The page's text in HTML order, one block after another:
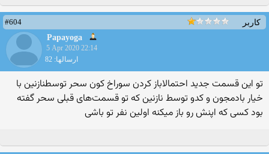
کاربر
#604
Papayoga
5 Apr 2020 22:14
ارسالها: 82
تو این قسمت جدید احتمالاباز کردن سوراخ کون سحر توسطنازنین با
خیار بادمجون و کدو توسط نازنین که تو قسمت‌های قبلی سحر گفته
بود کسی که اپنش رو باز میکنه اولین نفر تو باشی